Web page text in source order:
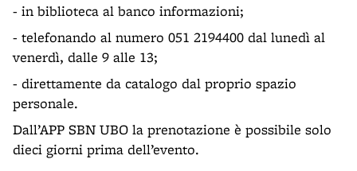
- in biblioteca al banco informazioni;
- telefonando al numero 051 2194400 dal lunedì al
venerdì, dalle 9 alle 13;
- direttamente da catalogo dal proprio spazio
personale.
Dall’APP SBN UBO la prenotazione è possibile solo
dieci giorni prima dell’evento.